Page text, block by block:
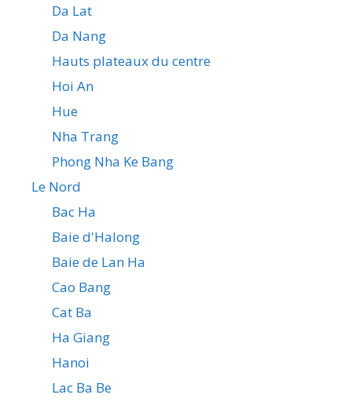
Da Lat
Da Nang
Hauts plateaux du centre
Hoi An
Hue
Nha Trang
Phong Nha Ke Bang
Le Nord
Bac Ha
Baie d'Halong
Baie de Lan Ha
Cao Bang
Cat Ba
Ha Giang
Hanoi
Lac Ba Be